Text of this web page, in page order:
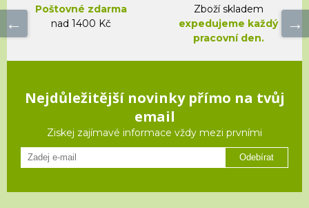
Poštovné zdarma
nad 1400 Kč
Zboží skladem
expedujeme každý
pracovní den.
Nejdůležitější novinky přímo na tvůj
email
Ziskej zajímavé informace vždy mezi prvními
Odebírat